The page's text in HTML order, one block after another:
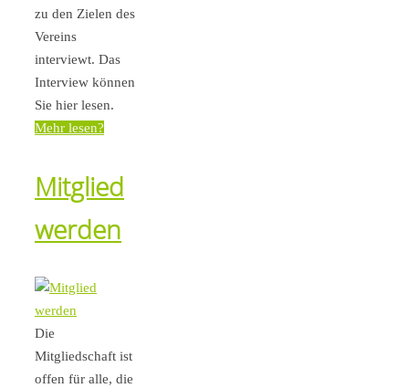
zu den Zielen des
Vereins
interviewt. Das
Interview können
Sie hier lesen.
Mehr lesen?
Mitglied
werden
Die
Mitgliedschaft ist
offen für alle, die